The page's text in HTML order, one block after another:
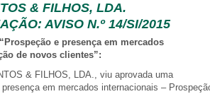
& FILHOS, LDA.
AVISO N.º 14/SI/2015
e presença em mercados
de novos clientes”:
& FILHOS, LDA., viu aprovada uma
em mercados internacionais –